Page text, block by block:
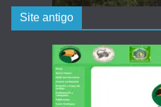
Site antigo